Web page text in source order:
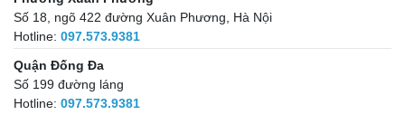
Số 18, ngõ 422 đường Xuân Phương, Hà Nội
Hotline: 097.573.9381
Quận Đống Đa
Số 199 đường láng
Hotline: 097.573.9381